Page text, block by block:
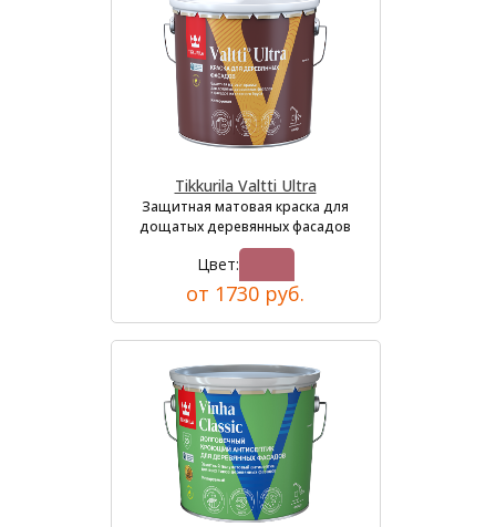
Tikkurila Valtti Ultra
Защитная матовая краска для
дощатых деревянных фасадов
Цвет:
от 1730 руб.